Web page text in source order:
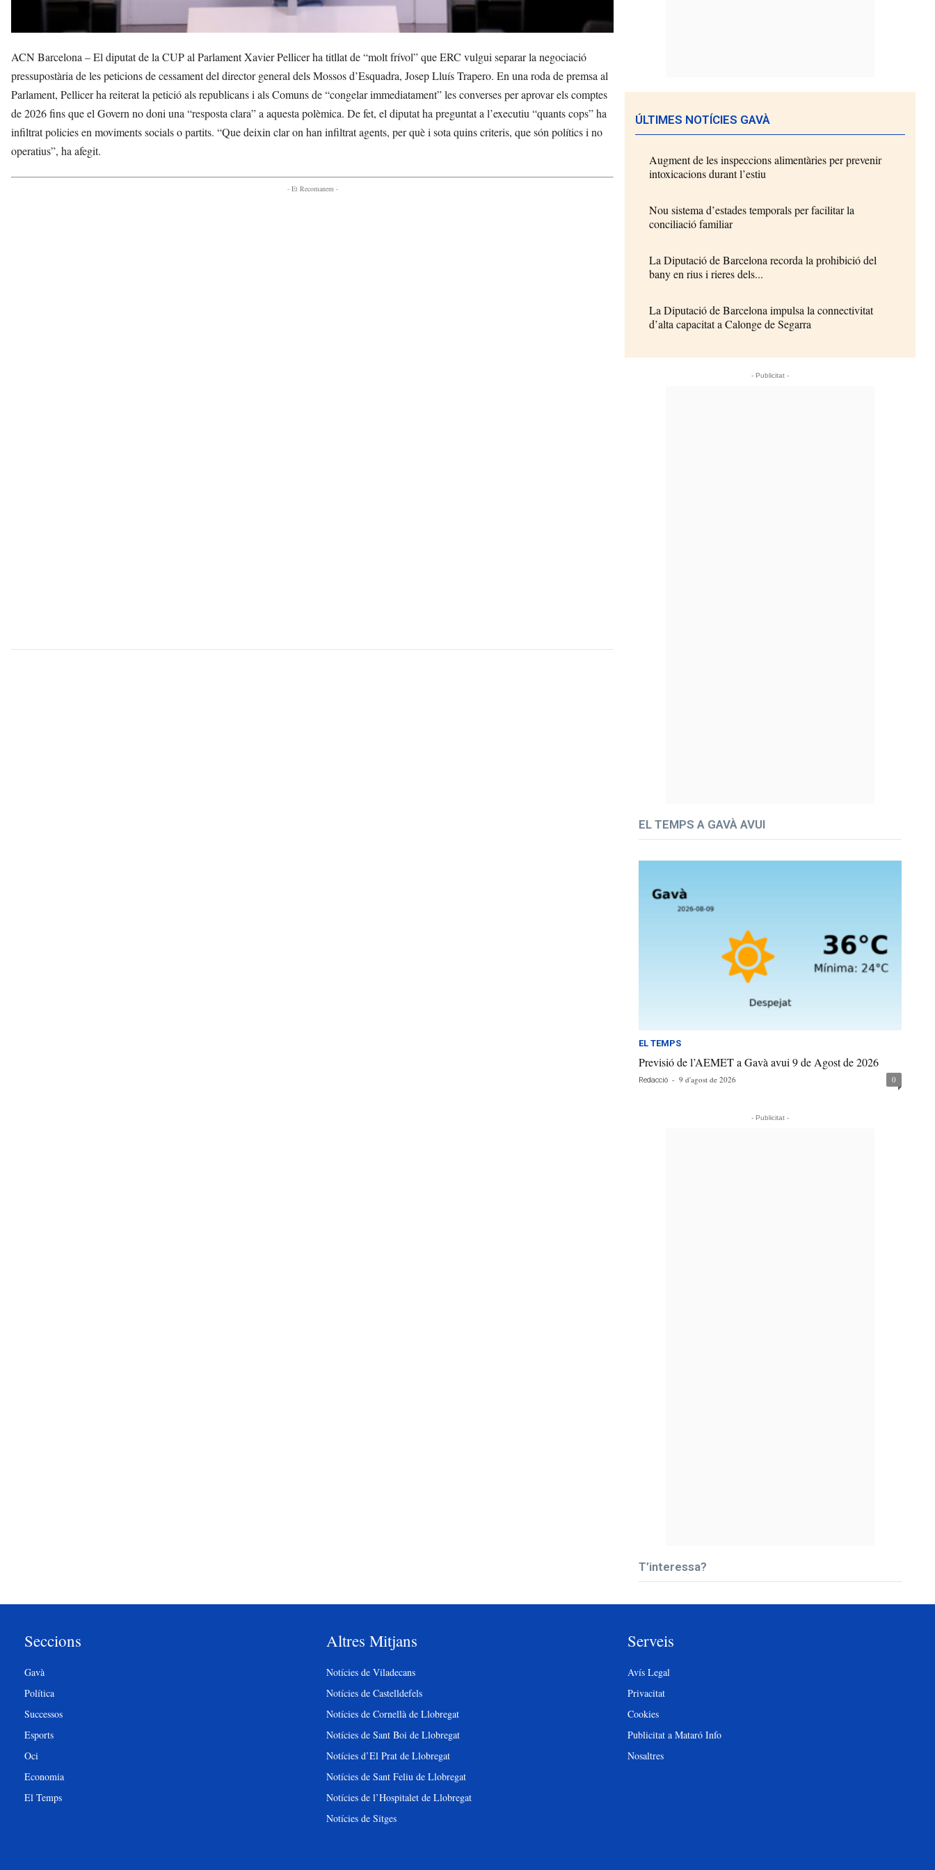
ACN Barcelona – El diputat de la CUP al Parlament Xavier Pellicer ha titllat de “molt frívol” que ERC vulgui separar la negociació
pressupostària de les peticions de cessament del director general dels Mossos d’Esquadra, Josep Lluís Trapero. En una roda de premsa al
Parlament, Pellicer ha reiterat la petició als republicans i als Comuns de “congelar immediatament” les converses per aprovar els comptes
de 2026 fins que el Govern no doni una “resposta clara” a aquesta polèmica. De fet, el diputat ha preguntat a l’executiu “quants cops” ha
infiltrat policies en moviments socials o partits. “Que deixin clar on han infiltrat agents, per què i sota quins criteris, que són polítics i no
operatius”, ha afegit.
- Et Recomanem -
ÚLTIMES NOTÍCIES GAVÀ
Augment de les inspeccions alimentàries per prevenir
intoxicacions durant l’estiu
Nou sistema d’estades temporals per facilitar la
conciliació familiar
La Diputació de Barcelona recorda la prohibició del
bany en rius i rieres dels...
La Diputació de Barcelona impulsa la connectivitat
d’alta capacitat a Calonge de Segarra
- Publicitat -
EL TEMPS A GAVÀ AVUI
EL TEMPS
Previsió de l’AEMET a Gavà avui 9 de Agost de 2026
Redacció - 9 d'agost de 2026 0
- Publicitat -
T’interessa?
Seccions
Gavà
Política
Successos
Esports
Oci
Economia
El Temps
Altres Mitjans
Notícies de Viladecans
Notícies de Castelldefels
Notícies de Cornellà de Llobregat
Notícies de Sant Boi de Llobregat
Notícies d’El Prat de Llobregat
Notícies de Sant Feliu de Llobregat
Notícies de l’Hospitalet de Llobregat
Notícies de Sitges
Serveis
Avís Legal
Privacitat
Cookies
Publicitat a Mataró Info
Nosaltres